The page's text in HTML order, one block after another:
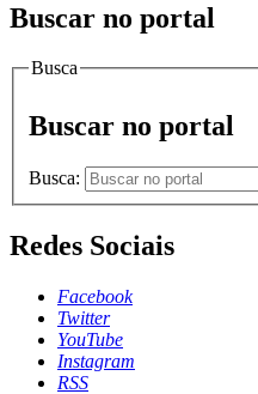
Buscar no portal
Busca
Buscar no portal
Busca:
Redes Sociais
Facebook
Twitter
YouTube
Instagram
RSS